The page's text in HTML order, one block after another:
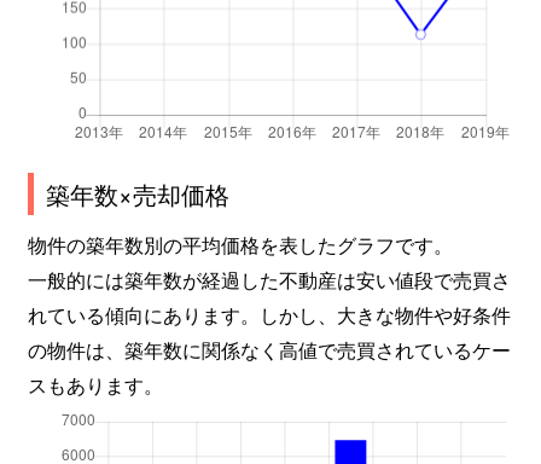
築年数×売却価格
物件の築年数別の平均価格を表したグラフです。
一般的には築年数が経過した不動産は安い値段で売買さ
れている傾向にあります。しかし、大きな物件や好条件
の物件は、築年数に関係なく高値で売買されているケー
スもあります。